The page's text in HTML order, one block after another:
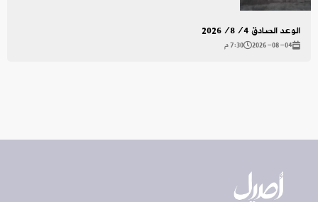
الوعد الصادق 2026/8/4
2026-08-04 7:30 م